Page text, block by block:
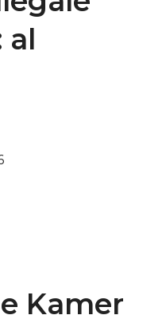
al
Kamer